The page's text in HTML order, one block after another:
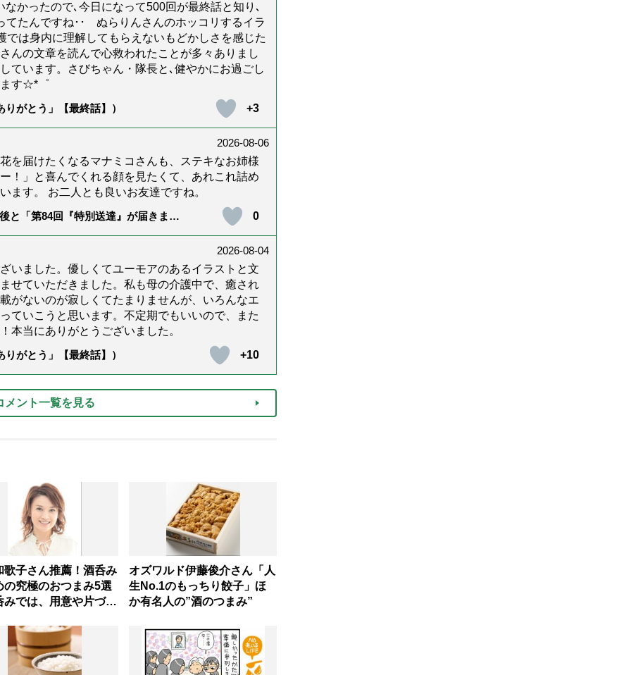
かったので､今日になって500回が最終話と知り､
たんですね･･ ぬらりんさんのホッコリするイラ
は身内に理解してもらえないもどかしさを感じた
んの文章を読んで心救われたことが多々ありまし
ています。さびちゃん・隊長と､健やかにお過ごし
ます☆*゜
がとう」【最終話】）
+3
2026-08-06
を届けたくなるマナミコさんも、ステキなお姉様
！」と喜んでくれる顔を見たくて、あれこれ詰め
ます。 お二人とも良いお友達ですね。
と「第84回『特別送達』が届きまし
0
2026-08-04
いました。優しくてユーモアのあるイラストと文
せていただきました。私も母の介護中で、癒され
がないのが寂しくてたまりませんが、いろんなエ
ていこうと思います。不定期でもいいので、また
本当にありがとうございました。
がとう」【最終話】）
+10
メント一覧を見る
歌子さん推薦！酒呑み
の究極のおつまみ5選
みでは、用意や片づけ
オズワルド伊藤俊介さん「人
生No.1のもっちり餃子」ほ
か有名人の”酒のつまみ”